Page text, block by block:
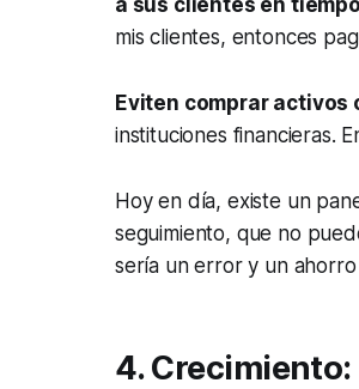
a sus clientes en
mis clientes, entonces
Eviten comprar activos
instituciones financieras.
Hoy en día, existe un
seguimiento, que no
sería un error y un
4. Crecimiento: